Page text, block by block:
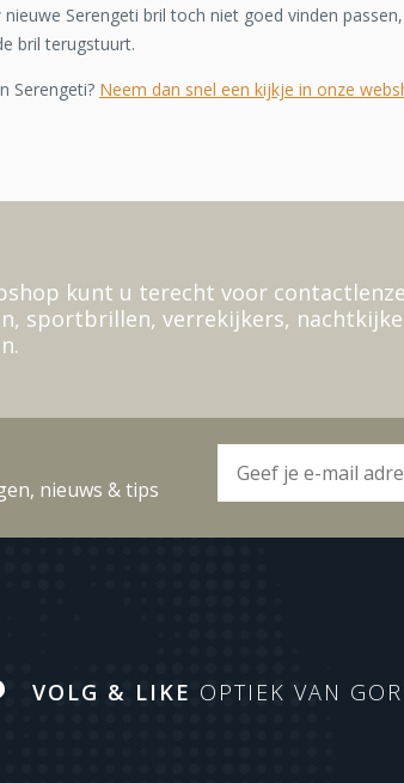
Serengeti bril toch niet goed vinden
bril terugstuurt.
Serengeti? Neem dan snel een kijkje in onze
kunt u terecht voor
sportbrillen, verrekijkers,
nieuws & tips
VOLG & LIKE OPTIEK VAN